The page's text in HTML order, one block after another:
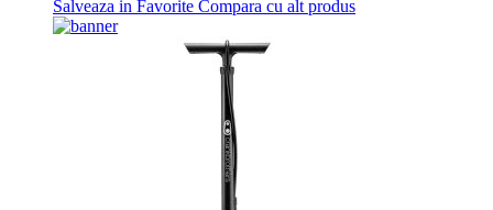
Salveaza in Favorite Compara cu alt produs